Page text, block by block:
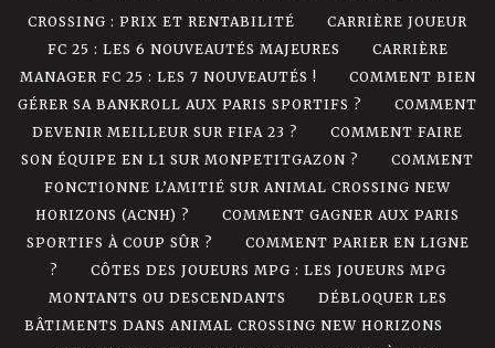
CROSSING : PRIX ET RENTABILITÉ
CARRIÈRE JOUEUR
FC 25 : LES 6 NOUVEAUTÉS MAJEURES
CARRIÈRE
MANAGER FC 25 : LES 7 NOUVEAUTÉS !
COMMENT BIEN
GÉRER SA BANKROLL AUX PARIS SPORTIFS ?
COMMENT
DEVENIR MEILLEUR SUR FIFA 23 ?
COMMENT FAIRE
SON ÉQUIPE EN L1 SUR MONPETITGAZON ?
COMMENT
FONCTIONNE L’AMITIÉ SUR ANIMAL CROSSING NEW
HORIZONS (ACNH) ?
COMMENT GAGNER AUX PARIS
SPORTIFS À COUP SÛR ?
COMMENT PARIER EN LIGNE
?
CÔTES DES JOUEURS MPG : LES JOUEURS MPG
MONTANTS OU DESCENDANTS
DÉBLOQUER LES
BÂTIMENTS DANS ANIMAL CROSSING NEW HORIZONS